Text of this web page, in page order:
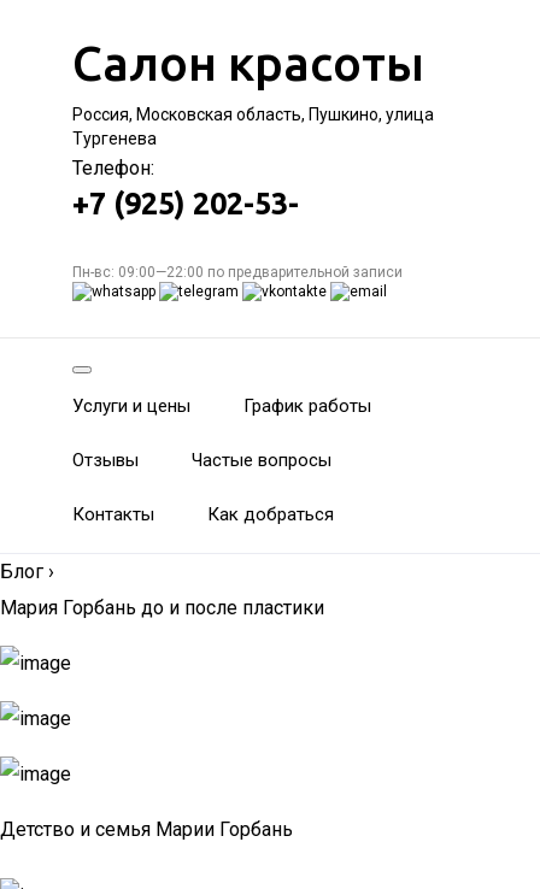
Салон красоты
Россия, Московская область, Пушкино, улица
Тургенева
Телефон:
+7 (925) 202-53-
Пн-вс: 09:00—22:00 по предварительной записи
Услуги и цены График работы
Отзывы Частые вопросы
Контакты Как добраться
Блог ›
Мария Горбань до и после пластики
Детство и семья Марии Горбань